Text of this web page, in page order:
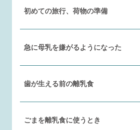
初めての旅行、荷物の準備
急に母乳を嫌がるようになった
歯が生える前の離乳食
ごまを離乳食に使うとき